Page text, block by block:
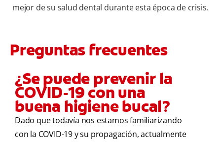
mejor de su salud dental durante esta época de crisis.
Preguntas frecuentes
¿Se puede prevenir la
COVID-19 con una
buena higiene bucal?
Dado que todavía nos estamos familiarizando
con la COVID-19 y su propagación, actualmente